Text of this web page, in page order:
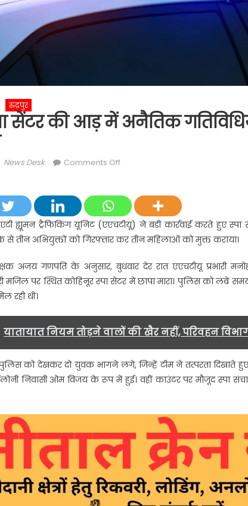
रुद्रपुर
सेंटर की आड़ में अनैतिक
Author
News Desk Comments Offon
सेंटर
की
आड़
में
गतिविधियों
का
ने
जड़ा
ताला
ह्यूमन ट्रैफिकिंग यूनिट (एएचटीयू) ने बड़ी कार्रवाई करते हुए
से तीन अभियुक्तों को गिरफ्तार कर तीन महिलाओं को मुक्त कराया।
अजय गणपति के अनुसार, बुधवार देर रात एएचटीयू प्रभारी
मंजिल पर स्थित कोहिनूर स्पा सेंटर में छापा मारा। पुलिस को लंबे
रही थीं।
यातायात नियम तोड़ने वालों की खैर नहीं, परिवहन
पुलिस को देखकर दो युवक भागने लगे, जिन्हें टीम ने तत्परता दिखाते
निवासी ओम विजय के रूप में हुई। वहीं काउंटर पर मौजूद स्पा